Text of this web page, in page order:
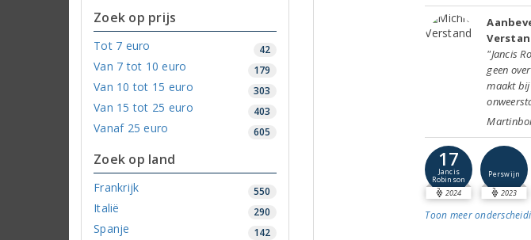
Zoek op prijs
Tot 7 euro 42
Van 7 tot 10 euro 179
Van 10 tot 15 euro 303
Van 15 tot 25 euro 403
Vanaf 25 euro 605
Zoek op land
Frankrijk 550
Italië 290
Spanje 142
"Jancis
geen
maakt
17
Jancis
Robinson
2024
Perswijn
2023
Toon meer